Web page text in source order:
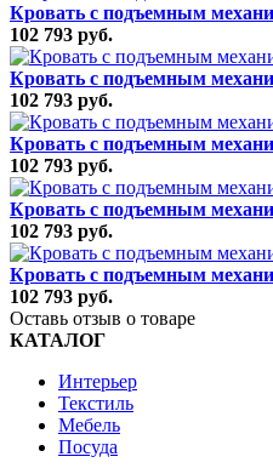
Кровать с подъемным
102 793 руб.
Кровать с подъемным
102 793 руб.
Кровать с подъемным
102 793 руб.
Кровать с подъемным
102 793 руб.
Кровать с подъемным
102 793 руб.
Оставь отзыв о товаре
КАТАЛОГ
Интерьер
Текстиль
Мебель
Посуда